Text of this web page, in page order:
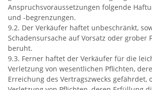
Anspruchsvoraussetzungen folgende
und -begrenzungen.
9.2. Der Verkäufer haftet unbeschränkt,
Schadensursache auf Vorsatz oder grober
beruht.
9.3. Ferner haftet der Verkäufer für die
Verletzung von wesentlichen Pflichten,
Erreichung des Vertragszwecks gefährdet,